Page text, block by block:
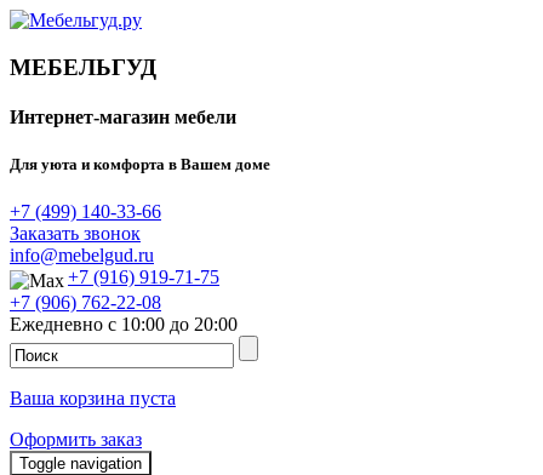
МЕБЕЛЬГУД
Интернет-магазин мебели
Для уюта и комфорта в Вашем доме
+7 (499) 140-33-66
Заказать звонок
info@mebelgud.ru
+7 (916) 919-71-75
+7 (906) 762-22-08
Ежедневно с 10:00 до 20:00
Ваша корзина пуста
Оформить заказ
Toggle navigation